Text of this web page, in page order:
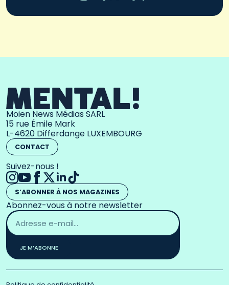
Moien News Médias SARL
15 rue Émile Mark
L-4620 Differdange LUXEMBOURG
CONTACT
Suivez-nous !
S’ABONNER À NOS MAGAZINES
Abonnez-vous à notre newsletter
Adresse
email
*
JE M’ABONNE